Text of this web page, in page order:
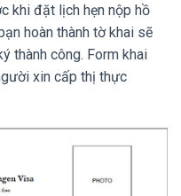
khi đặt lịch hẹn nộp hồ
hoàn thành tờ khai sẽ
thành công. Form khai
xin cấp thị thực